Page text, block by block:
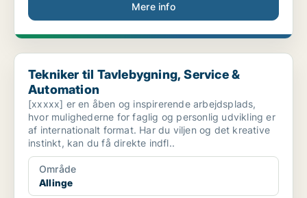
Mere info
Tekniker til Tavlebygning, Service & Automation
Tekniker til Tavlebygning, Service &
Automation
[xxxxx] er en åben og inspirerende arbejdsplads,
hvor mulighederne for faglig og personlig udvikling er
af internationalt format. Har du viljen og det kreative
instinkt, kan du få direkte indfl..
Område
Allinge